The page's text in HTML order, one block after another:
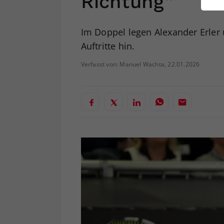
Im Doppel legen Alexander
Auftritte hin.
Verfasst von: Manuel Wachta, 22.01.2026